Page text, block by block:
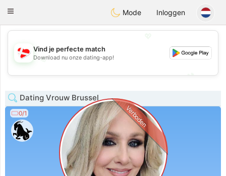
SmukDansk
Toggle
Mode Inloggen
💖
💕
Vind je perfecte match
Download nu onze dating-app!
Dating Vrouw Brussel
0/1 Verboden